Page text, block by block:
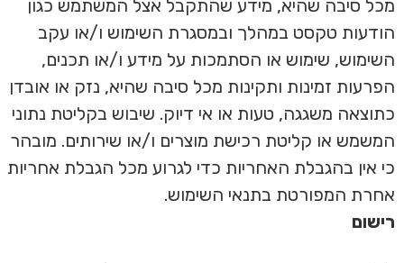
מכל סיבה שהיא, מידע שהתקבל אצל המשתמש כגון
הודעות טקסט במהלך ובמסגרת השימוש ו/או עקב
השימוש, שימוש או הסתמכות על מידע ו/או תכנים,
הפרעות זמינות ותקינות מכל סיבה שהיא, נזק או אובדן
כתוצאה משגגה, טעות או אי דיוק. שיבוש בקליטת נתוני
המשמש או קליטת רכישת מוצרים ו/או שירותים. מובהר
כי אין בהגבלת האחריות כדי לגרוע מכל הגבלת אחריות
אחרת המפורטת בתנאי השימוש.
רישום